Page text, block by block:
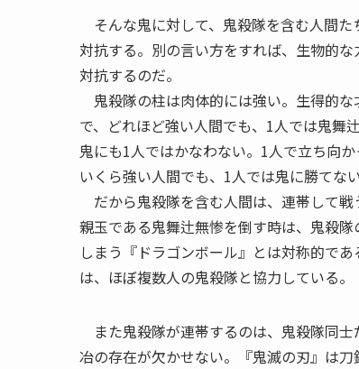
そんな鬼に対して、鬼殺隊を含む人間
対抗する。別の言い方をすれば、生物的
対抗するのだ。
鬼殺隊の柱は肉体的には強い。生得的
で、どれほど強い人間でも、1人では鬼舞
鬼にも1人ではかなわない。1人で立ち向
いくら強い人間でも、1人では鬼に勝てない
だから鬼殺隊を含む人間は、連帯して
親玉である鬼舞辻無惨を倒す時は、鬼殺
しまう『ドラゴンボール』とは対称的で
は、ほぼ複数人の鬼殺隊と協力している。
また鬼殺隊が連帯するのは、鬼殺隊同
冶の存在が欠かせない。『鬼滅の刃』は